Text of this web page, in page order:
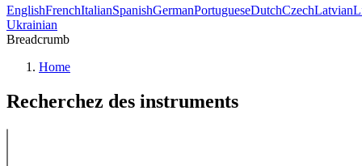
EnglishFrenchItalianSpanishGermanPortugueseDutchCzechLatvian
Ukrainian
Breadcrumb
Home
Recherchez des instruments